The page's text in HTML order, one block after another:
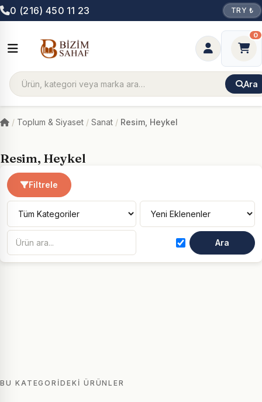
0 (216) 450 11 23 TRY ₺
Ara
0
Toplum & Siyaset Sanat Resim, Heykel
Resim, Heykel
Filtrele
Ara
BU KATEGORIDEKI ÜRÜNLER